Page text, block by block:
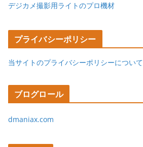
デジカメ撮影用ライトのプロ機材
プライバシーポリシー
当サイトのプライバシーポリシーについて
ブログロール
dmaniax.com